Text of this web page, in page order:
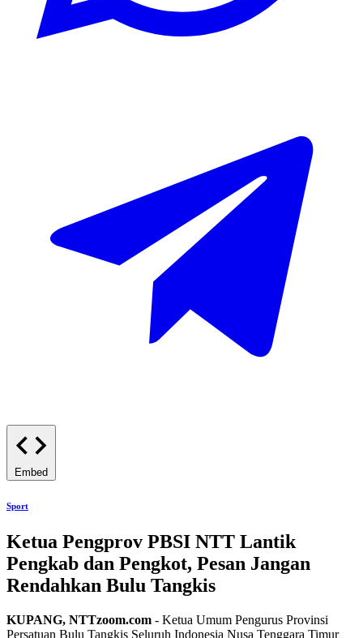
Embed
Sport
Ketua Pengprov PBSI NTT Lantik
Pengkab dan Pengkot, Pesan Jangan
Rendahkan Bulu Tangkis
KUPANG, NTTzoom.com - Ketua Umum Pengurus Provinsi
Persatuan Bulu Tangkis Seluruh Indonesia Nusa Tenggara Timur